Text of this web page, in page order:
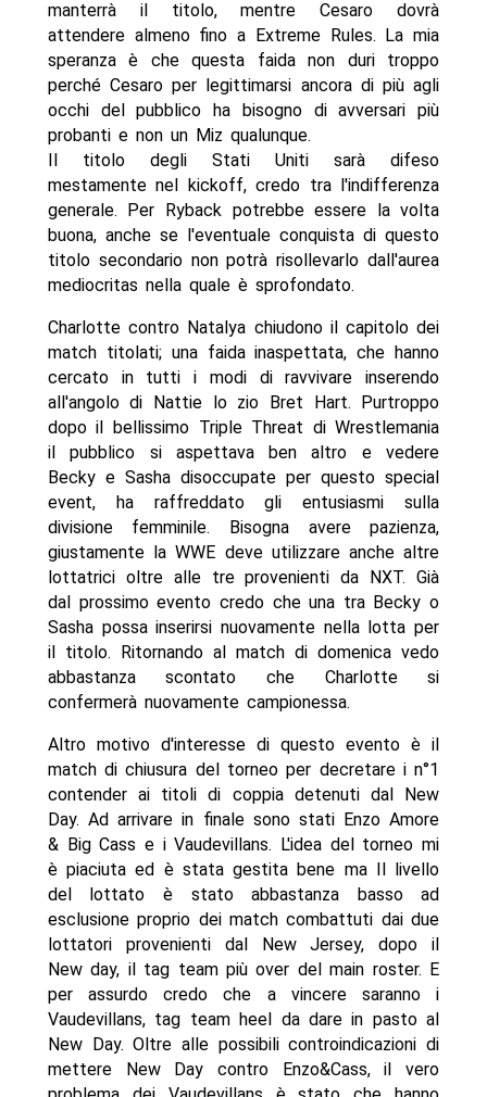
manterrà il titolo, mentre Cesaro dovrà
attendere almeno fino a Extreme Rules. La mia
speranza è che questa faida non duri troppo
perché Cesaro per legittimarsi ancora di più agli
occhi del pubblico ha bisogno di avversari più
probanti e non un Miz qualunque.
Il titolo degli Stati Uniti sarà difeso
mestamente nel kickoff, credo tra l'indifferenza
generale. Per Ryback potrebbe essere la volta
buona, anche se l'eventuale conquista di questo
titolo secondario non potrà risollevarlo dall'aurea
mediocritas nella quale è sprofondato.
Charlotte contro Natalya chiudono il capitolo dei
match titolati; una faida inaspettata, che hanno
cercato in tutti i modi di ravvivare inserendo
all'angolo di Nattie lo zio Bret Hart. Purtroppo
dopo il bellissimo Triple Threat di Wrestlemania
il pubblico si aspettava ben altro e vedere
Becky e Sasha disoccupate per questo special
event, ha raffreddato gli entusiasmi sulla
divisione femminile. Bisogna avere pazienza,
giustamente la WWE deve utilizzare anche altre
lottatrici oltre alle tre provenienti da NXT. Già
dal prossimo evento credo che una tra Becky o
Sasha possa inserirsi nuovamente nella lotta per
il titolo. Ritornando al match di domenica vedo
abbastanza scontato che Charlotte si
confermerà nuovamente campionessa.
Altro motivo d'interesse di questo evento è il
match di chiusura del torneo per decretare i n°1
contender ai titoli di coppia detenuti dal New
Day. Ad arrivare in finale sono stati Enzo Amore
& Big Cass e i Vaudevillans. L'idea del torneo mi
è piaciuta ed è stata gestita bene ma Il livello
del lottato è stato abbastanza basso ad
esclusione proprio dei match combattuti dai due
lottatori provenienti dal New Jersey, dopo il
New day, il tag team più over del main roster. E
per assurdo credo che a vincere saranno i
Vaudevillans, tag team heel da dare in pasto al
New Day. Oltre alle possibili controindicazioni di
mettere New Day contro Enzo&Cass, il vero